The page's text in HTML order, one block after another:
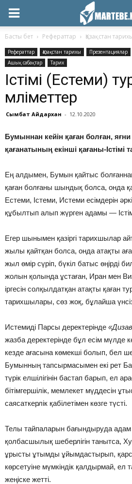
Басты бет Рефераттар Қазақстан
Рефераттар Қазақстан тарихы Презентациялар
Ашық сабақтар
Тарих
Істімі (Естеми)
мәліметтер
Сымбат Айдархан - 12.10.2020
Бумыннан кейін қаған болған,
қағанатының екінші қағаны-Істімі
Ең алдымен, Бумын қайтыс болғаннан
қаған болғаны шындық болса, онда
Естеми, Істеми, Истеми есімдерін
құбылтып алып жүрген адамы —
Егер шынымен қазіргі тарихшылар
жылы қайтқан болса, онда атақты
жыл өмір сүріп, бүкіл батыс өңірді
жолын қолында ұстаған, Иран мен
іргесін солқылдатқан атақты қаған
тарихшылары, сөз жоқ, бұлайша
Истемиді Парсы деректерінде
жазба деректерінде бұл есім мүлде
кезде ағасына көмекші болып, бел
Бумынның тапсырмасымен екі рет
түрік елшілігінін бастап барып, ел
бітімгершілік, мемлекет мүддесін
саясаткерлік қабілетімен көзге түсті.
Телы тайпаларын бағындыруда
қолбасшылық шеберлігін танытса,
ұрысты ұтымды ұйымдастырып,
көрсетуіне мүмкіндік қалдырмай, ел
жеңіске жетті.